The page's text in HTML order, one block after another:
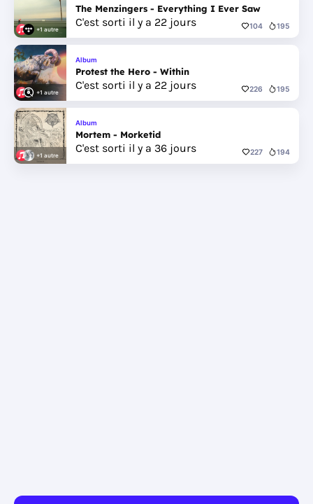
+1 autre
The Menzingers - Everything I Ever Saw
C'est sorti il y a 22 jours 104 195
+1 autre
Album
Protest the Hero - Within
C'est sorti il y a 22 jours 226 195
+1 autre
Album
Mortem - Morketid
C'est sorti il y a 36 jours 227 194